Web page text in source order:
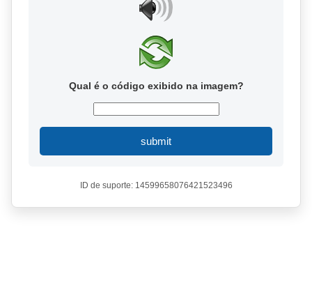
Qual é o código exibido na imagem?
submit
ID de suporte: 14599658076421523496